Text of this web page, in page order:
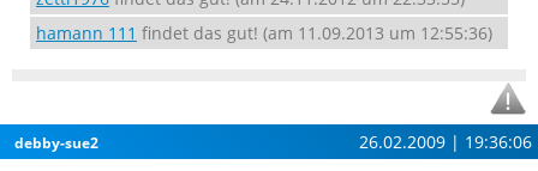
hamann 111 findet das gut! (am 11.09.2013 um 12:55:36)
debby-sue2 26.02.2009 | 19:36:06